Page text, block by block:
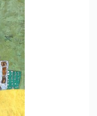
want to win a huge